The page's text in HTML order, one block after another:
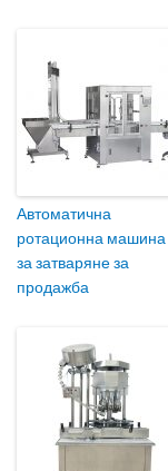
Автоматична
ротационна машина
за затваряне за
продажба